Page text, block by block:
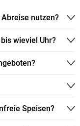
nutzen?
wieviel Uhr?
Speisen?